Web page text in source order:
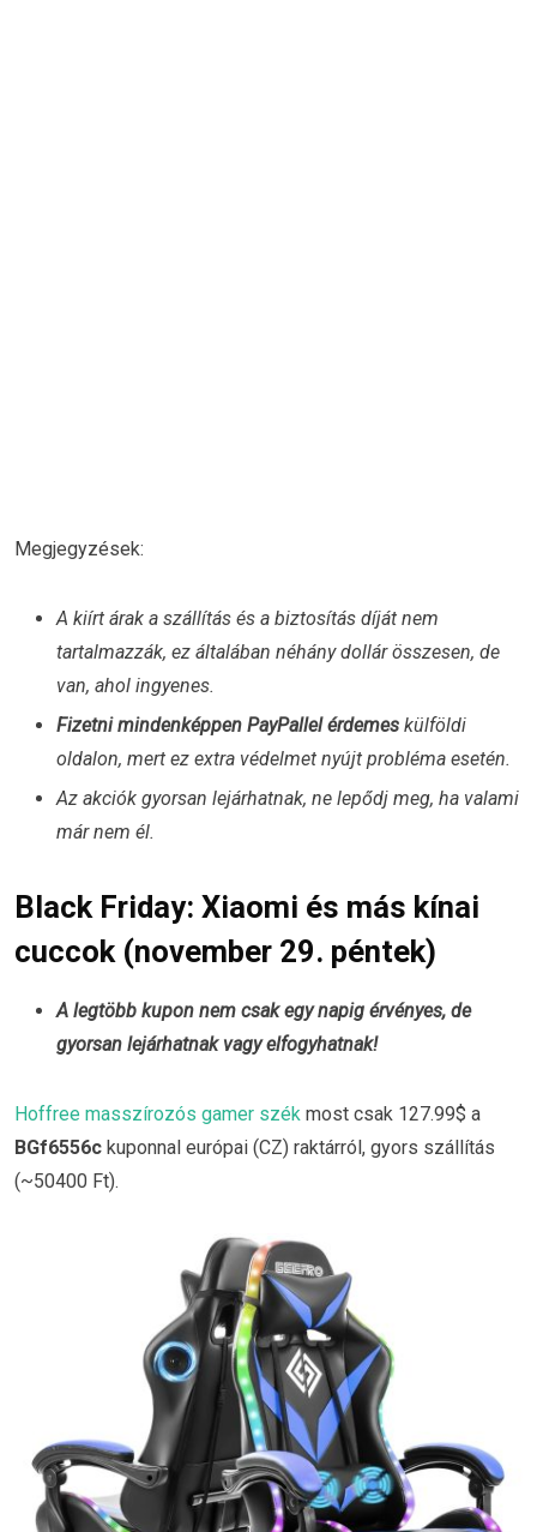
Megjegyzések:
A kiírt árak a szállítás és a biztosítás díját nem
tartalmazzák, ez általában néhány dollár összesen, de
van, ahol ingyenes.
Fizetni mindenképpen PayPallel érdemes külföldi
oldalon, mert ez extra védelmet nyújt probléma esetén.
Az akciók gyorsan lejárhatnak, ne lepődj meg, ha valami
már nem él.
Black Friday: Xiaomi és más kínai
cuccok (november 29. péntek)
A legtöbb kupon nem csak egy napig érvényes, de
gyorsan lejárhatnak vagy elfogyhatnak!
Hoffree masszírozós gamer szék most csak 127.99$ a
BGf6556c kuponnal európai (CZ) raktárról, gyors szállítás
(~50400 Ft).